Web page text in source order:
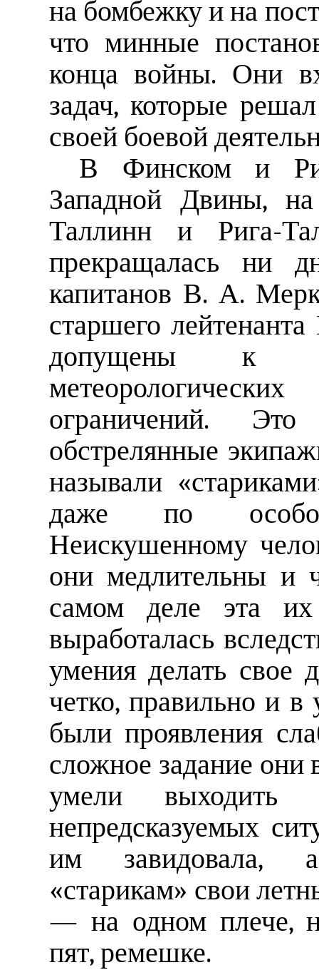
на бомбежку и на
что минные
конца войны. Они
задач, которые
своей боевой
В Финском и
Западной Двины,
Таллинн и Рига-
прекращалась ни
капитанов В. А.
старшего
допущены к
ограничений.
обстрелянные
называли
даже по
Неискушенному
они медлительны и
самом деле эта их
выработалась
умения делать свое
четко, правильно и
были проявления
сложное задание они
умели
непредсказуемых
им завидовала,
«старикам» свои
— на одном плече,
пят, ремешке.